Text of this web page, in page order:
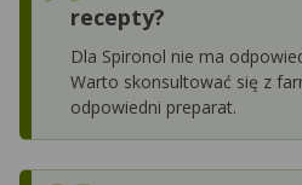
recepty?
Dla Spironol nie ma
Warto skonsultować się z
odpowiedni preparat.